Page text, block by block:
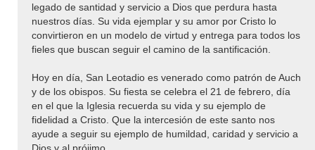
legado de santidad y servicio a Dios que perdura hasta
nuestros días. Su vida ejemplar y su amor por Cristo lo
convirtieron en un modelo de virtud y entrega para todos los
fieles que buscan seguir el camino de la santificación.
Hoy en día, San Leotadio es venerado como patrón de Auch
y de los obispos. Su fiesta se celebra el 21 de febrero, día
en el que la Iglesia recuerda su vida y su ejemplo de
fidelidad a Cristo. Que la intercesión de este santo nos
ayude a seguir su ejemplo de humildad, caridad y servicio a
Dios y al prójimo.